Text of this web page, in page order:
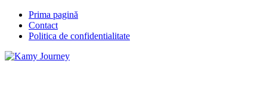
Prima pagină
Contact
Politica de confidentialitate